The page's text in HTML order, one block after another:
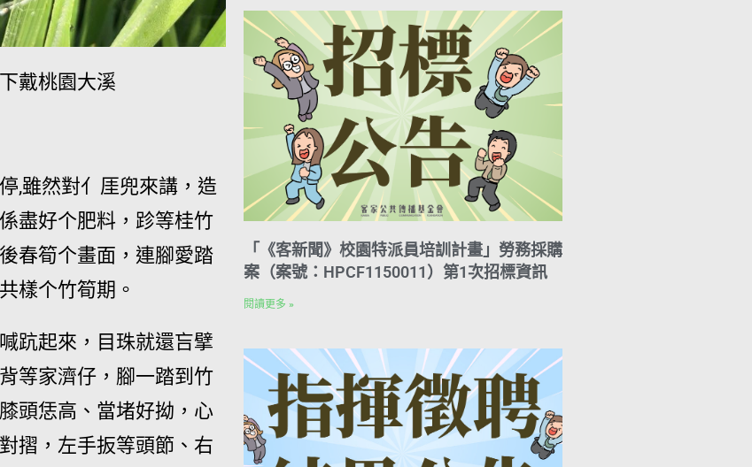
戴桃園大溪
,雖然對亻厓兜來講，造
盡好个肥料，跈等桂竹
春筍个畫面，連腳愛踏
樣个竹筍期。
䟘起來，目珠就還吂擘
等家濟仔，腳一踏到竹
頭恁高、當堵好拗，心
摺，左手扳等頭節、右
「《客新聞》校園特派員培訓計畫」勞務採購
案（案號：HPCF1150011）第1次招標資訊
閱讀更多 »